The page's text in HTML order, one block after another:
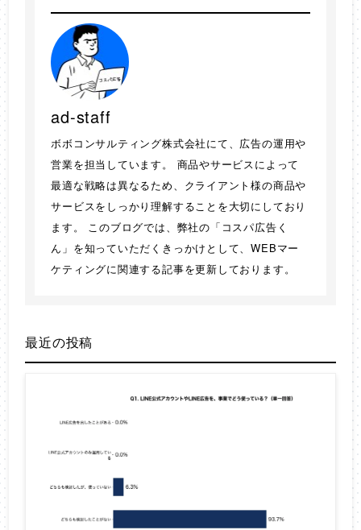
ad-staff
ボボコンサルティング株式会社にて、広告の運用や
営業を担当しています。 商品やサービスによって
最適な戦略は異なるため、クライアント様の商品や
サービスをしっかり理解することを大切にしており
ます。 このブログでは、弊社の「コスパ広告く
ん」を知っていただくきっかけとして、WEBマー
ケティングに関連する記事を更新しております。
最近の投稿